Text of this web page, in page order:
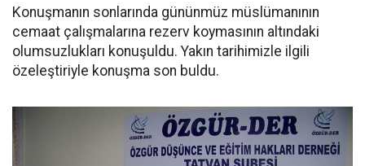
Konuşmanın sonlarında gününmüz müslümanının
cemaat çalışmalarına rezerv koymasının altındaki
olumsuzlukları konuşuldu. Yakın tarihimizle ilgili
özeleştiriyle konuşma son buldu.